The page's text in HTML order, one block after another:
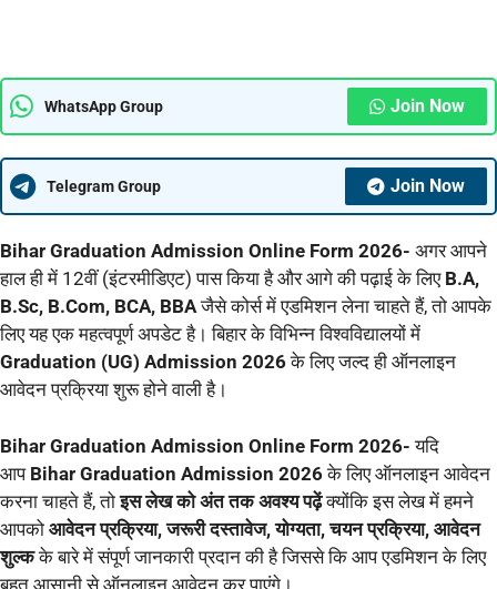
WhatsApp Group Join Now
Telegram Group Join Now
Bihar Graduation Admission Online Form 2026- अगर आपने
हाल ही में 12वीं (इंटरमीडिएट) पास किया है और आगे की पढ़ाई के लिए B.A,
B.Sc, B.Com, BCA, BBAजैसे कोर्स में एडमिशन लेना चाहते हैं, तो आपके
लिए यह एक महत्वपूर्ण अपडेट है। बिहार के विभिन्न विश्वविद्यालयों में
Graduation (UG) Admission 2026के लिए जल्द ही ऑनलाइन
आवेदन प्रक्रिया शुरू होने वाली है।
Bihar Graduation Admission Online Form 2026- यदि
आप Bihar Graduation Admission 2026के लिए ऑनलाइन आवेदन
करना चाहते हैं, तोइस लेख को अंत तक अवश्य पढ़ेंक्योंकि इस लेख में हमने
आपको आवेदन प्रक्रिया, जरूरी दस्तावेज, योग्यता, चयन प्रक्रिया, आवेदन
शुल्कके बारे में संपूर्ण जानकारी प्रदान की है जिससे कि आप एडमिशन के लिए
बहुत आसानी से ऑनलाइन आवेदन कर पाएंगे।